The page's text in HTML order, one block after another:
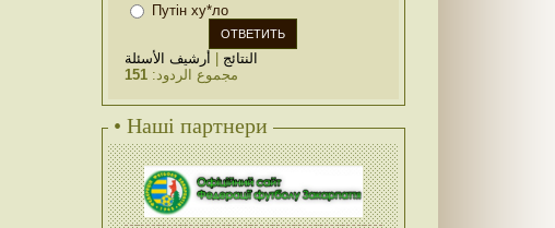
Путін ху*ло
النتائج
أرشيف الأسئلة
مجموع الردود:151
• Наші партнери